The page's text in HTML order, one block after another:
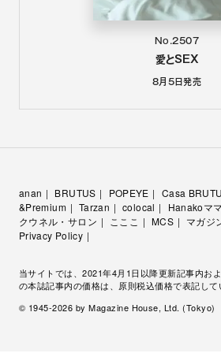
No.2507
愛とSEX
8月5日発売
anan BRUTUS POPEYE Casa
&Premium
Tarzan colocal Hanakoママ
クウネル・サロン
こここ MCS マガジ
Privacy Policy
当サイトでは、2021年4月1日以降更新記事内お
の本誌記事内の価格は、原則税込価格で表記して
© 1945-2026 by Magazine House, Ltd. (Tokyo)